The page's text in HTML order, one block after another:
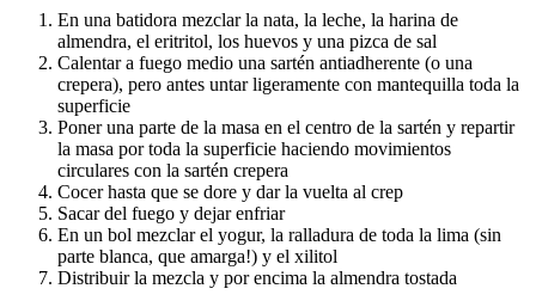
En una batidora mezclar la nata, la leche, la harina de
almendra, el eritritol, los huevos y una pizca de sal
Calentar a fuego medio una sartén antiadherente (o una
crepera), pero antes untar ligeramente con mantequilla toda la
superficie
Poner una parte de la masa en el centro de la sartén y repartir
la masa por toda la superficie haciendo movimientos
circulares con la sartén crepera
Cocer hasta que se dore y dar la vuelta al crep
Sacar del fuego y dejar enfriar
En un bol mezclar el yogur, la ralladura de toda la lima (sin
parte blanca, que amarga!) y el xilitol
Distribuir la mezcla y por encima la almendra tostada